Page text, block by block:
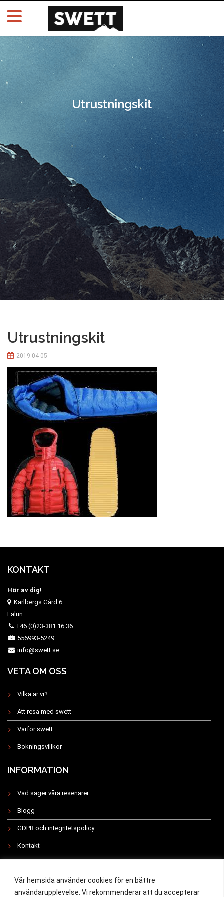
Vår hemsida använder cookies för en bättre
användarupplevelse. Vi rekommenderar att du accepterar
Utrustningskit
Utrustningskit
2019-04-05
KONTAKT
Hör av dig!
Karlbergs Gård 6
Falun
+46 (0)23-381 16 36
556993-5249
info@swett.se
VETA OM OSS
Vilka är vi?
Att resa med swett
Varför swett
Bokningsvillkor
INFORMATION
Vad säger våra resenärer
Blogg
GDPR och integritetspolicy
Kontakt